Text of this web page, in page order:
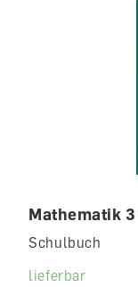
Mathematik
Schulbuch
lieferbar